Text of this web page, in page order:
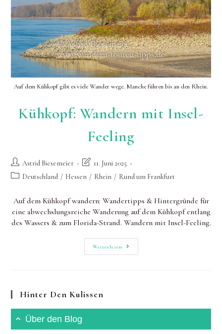
Auf dem Kühkopf gibt es viele Wander wege. Manche führen bis an den Rhein.
Kühkopf: Wandern mit Insel-
Feeling
Beitrags-
Autor:
Astrid Biesemeier
Beitrag
zuletzt
geändert
11. Juni 2025
Beitrags-Deutschland / Hessen / Rhein / Rund um Frankfurt
Auf dem Kühkopf wandern: Wandertipps & Hintergründe für
eine abwechslungsreiche Wanderung auf dem Kühkopf entlang
des Wassers & zum Florida-Strand. Wandern mit Insel-Feeling.
Weiterlesen
Kühkopf:
Wandern
Hinter Den Kulissen
Über den Blog